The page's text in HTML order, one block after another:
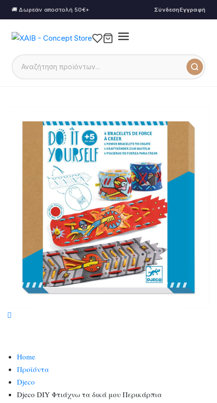
🚚 Δωρεάν αποστολή 50€+ ΣύνδεσηΕγγραφή
Home
Προϊόντα
Djeco
Djeco DIY Φτιάχνω τα δικά μου Περικάρπια